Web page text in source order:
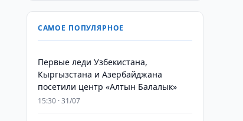
САМОЕ ПОПУЛЯРНОЕ
Первые леди Узбекистана,
Кыргызстана и Азербайджана
посетили центр «Алтын Балалык»
15:30 · 31/07